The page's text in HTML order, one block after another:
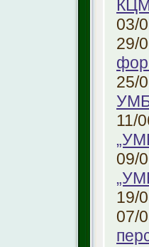
03/
29/
25/
11/
09/
19/
07/